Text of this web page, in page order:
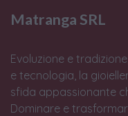
Matranga SRL
Evoluzione e
e tecnologia, la
sfida appassionante
Dominare e